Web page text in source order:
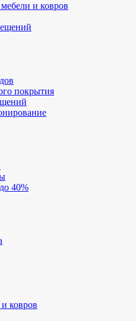
и ковров
покрытия
40%
ковров